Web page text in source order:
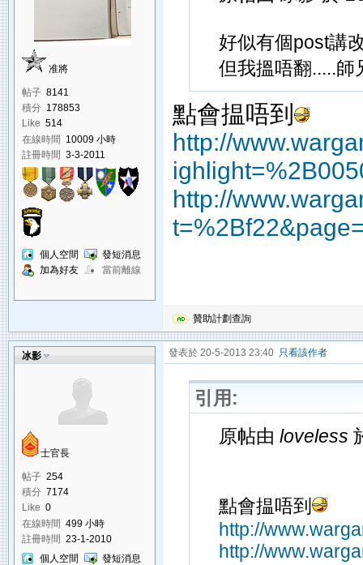
准將
帖子 8141
積分 178853
Like 514
在線時間 10009 小時
註冊時間 3-3-2011
個人空間
發短消息
加為好友
當前離線
好似有個post講
但我搵唔翻.....師
點會揾唔到
http://
http://
贊助計劃查詢
冰影
士官長
帖子 254
積分 7174
Like 0
在線時間 499 小時
註冊時間 23-1-2010
個人空間
發短消息
發表於 20-5-2013 23:40 只看該作者
引用:
原帖由 loveless
點會揾唔到
http://
http://